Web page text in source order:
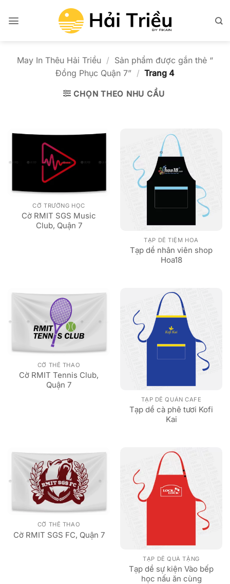
qua
May In Thêu Hải Triều / Sản phẩm được gắn thẻ “
Đồng Phục Quận 7” / Trang 4
CHỌN THEO NHU CẦU
CỜ TRƯỜNG HỌC
Cờ RMIT SGS Music
Club, Quận 7
TẠP DỀ TIỆM HOA
Tạp dề nhân viên shop
Hoa18
CỜ THỂ THAO
Cờ RMIT Tennis Club,
Quận 7
TẠP DỀ QUÁN CAFE
Tạp dề cà phê tươi Kofi
Kai
CỜ THỂ THAO
Cờ RMIT SGS FC, Quận 7
TẠP DỀ QUÀ TẶNG
Tạp dề sự kiện Vào bếp
học nấu ăn cùng